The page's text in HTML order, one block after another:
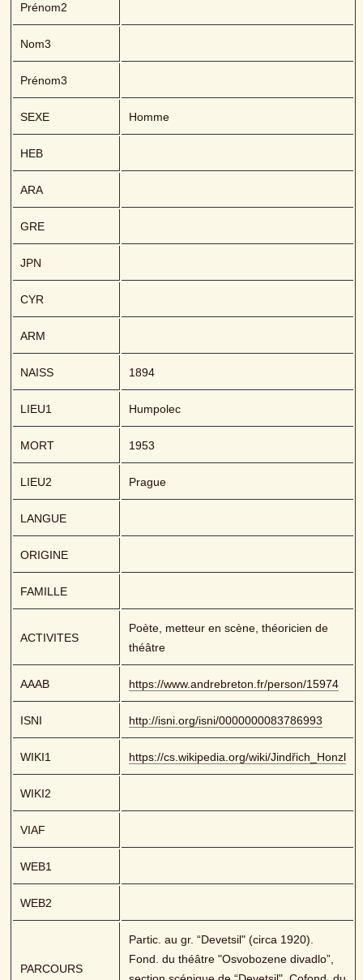
Prénom2
Nom3
Prénom3
SEXE Homme
HEB
ARA
GRE
JPN
CYR
ARM
NAISS 1894
LIEU1 Humpolec
MORT 1953
LIEU2 Prague
LANGUE
ORIGINE
FAMILLE
ACTIVITES
Poète, metteur en scène, théoricien de
théâtre
AAAB https://www.andrebreton.fr/person/15974
ISNI http://isni.org/isni/0000000083786993
WIKI1 https://cs.wikipedia.org/wiki/Jindřich_Honzl
WIKI2
VIAF
WEB1
WEB2
PARCOURS
Partic. au gr. “Devetsil" (circa 1920).
Fond. du théâtre "Osvobozene divadlo”,